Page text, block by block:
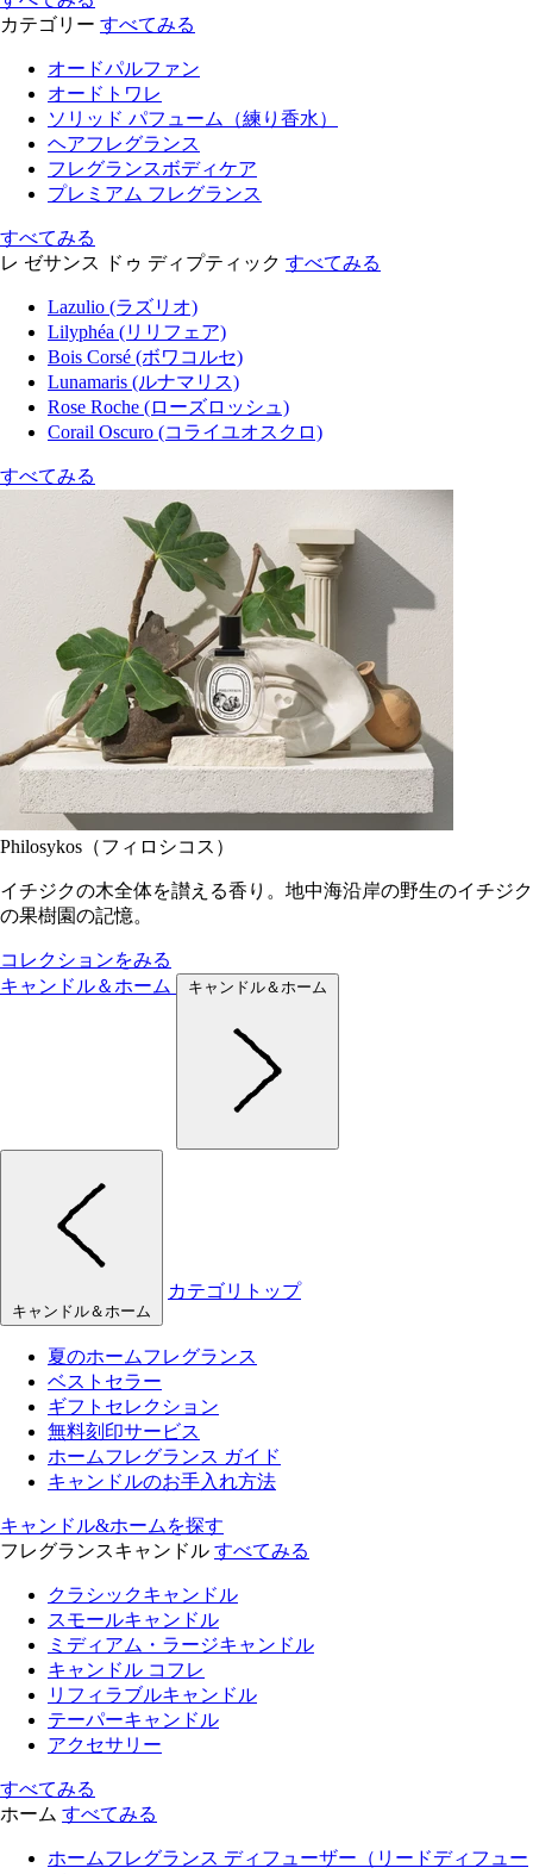
カテゴリー すべてみる
オードパルファン
オードトワレ
ソリッド パフューム（練り香水）
ヘアフレグランス
フレグランスボディケア
プレミアム フレグランス
すべてみる
レ ゼサンス ドゥ ディプティック すべてみる
Lazulio (ラズリオ)
Lilyphéa (リリフェア)
Bois Corsé (ボワコルセ)
Lunamaris (ルナマリス)
Rose Roche (ローズロッシュ)
Corail Oscuro (コライユオスクロ)
すべてみる
Philosykos（フィロシコス）
イチジクの木全体を讃える香り。地中海沿岸の野生のイチジク
の果樹園の記憶。
コレクションをみる
キャンドル＆ホーム
キャンドル＆ホーム
キャンドル＆ホーム
カテゴリトップ
夏のホームフレグランス
ベストセラー
ギフトセレクション
無料刻印サービス
ホームフレグランス ガイド
キャンドルのお手入れ方法
キャンドル&ホームを探す
フレグランスキャンドル すべてみる
クラシックキャンドル
スモールキャンドル
ミディアム・ラージキャンドル
キャンドル コフレ
リフィラブルキャンドル
テーパーキャンドル
アクセサリー
すべてみる
ホーム すべてみる
ホームフレグランス ディフューザー（リードディフュー